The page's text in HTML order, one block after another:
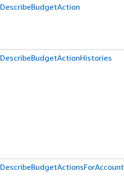
DescribeBudgetAction
DescribeBudgetActionHistories
DescribeBudgetActionsForAccount